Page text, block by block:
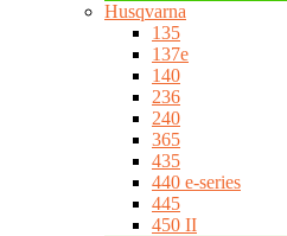
Husqvarna
135
137e
140
236
240
365
435
440 e-series
445
450 II